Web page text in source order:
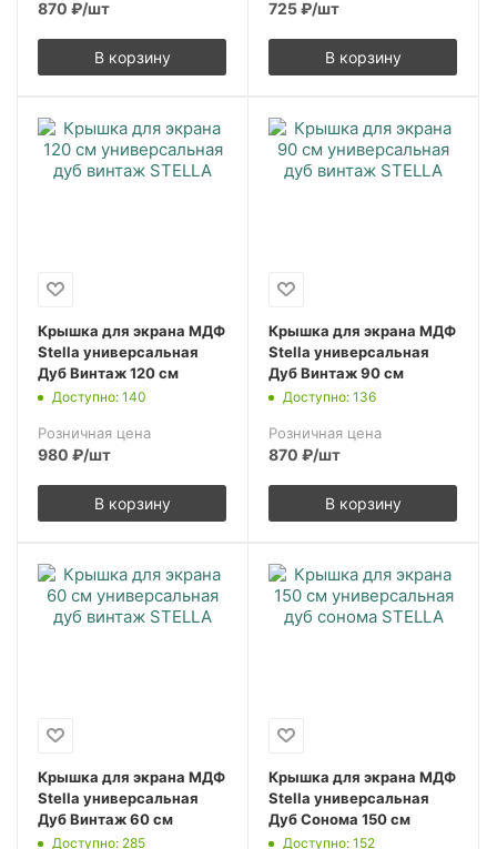
870 ₽/шт
В корзину
725₽/шт
В корзину
Крышка для экрана МДФ
Stella универсальная
Дуб Винтаж 120 см
Доступно: 140
Розничная цена
980 ₽/шт
В корзину
Крышка для экрана МДФ
Stella универсальная
Дуб Винтаж 90 см
Доступно: 136
Розничная цена
870 ₽/шт
В корзину
Крышка для экрана МДФ
Stella универсальная
Дуб Винтаж 60 см
Доступно: 285
Крышка для экрана МДФ
Stella универсальная
Дуб Сонома 150 см
Доступно: 152